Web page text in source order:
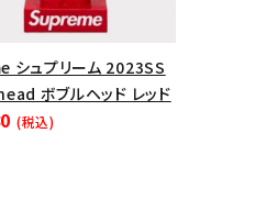
シュプリーム 2023SS
ボブルヘッド レッド
(税込)